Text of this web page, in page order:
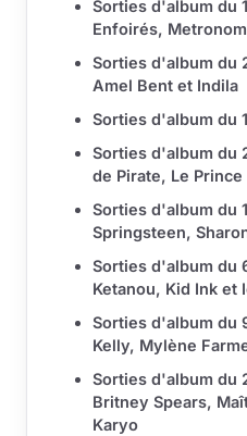
Sorties d'album du
Enfoirés,
Sorties d'album du
Amel Bent et Indila
Sorties d'album du
Sorties d'album du
de Pirate, Le
Sorties d'album du
Springsteen,
Sorties d'album du
Ketanou, Kid Ink et
Sorties d'album du
Kelly, Mylène
Sorties d'album du
Britney Spears,
Karyo